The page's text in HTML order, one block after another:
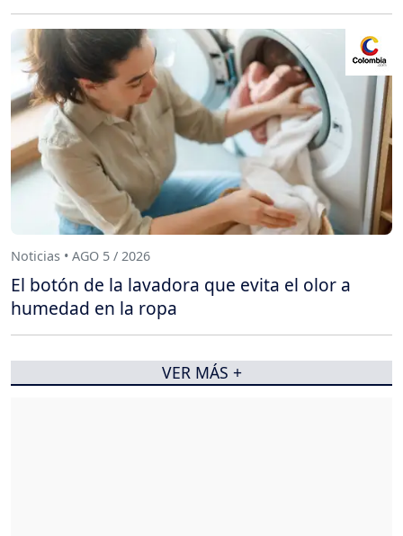
Noticias • AGO 5 / 2026
El botón de la lavadora que evita el olor a
humedad en la ropa
VER MÁS +